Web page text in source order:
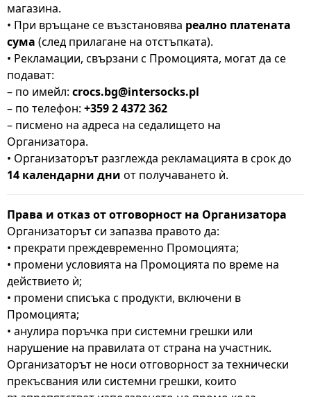
магазина.
• При връщане се възстановява реално платената
сума (след прилагане на отстъпката).
• Рекламации, свързани с Промоцията, могат да се
подават:
– по имейл: crocs.bg@intersocks.pl
– по телефон: +359 2 4372 362
– писмено на адреса на седалището на
Организатора.
• Организаторът разглежда рекламацията в срок до
14 календарни дни от получаването ѝ.
Права и отказ от отговорност на Организатора
Организаторът си запазва правото да:
• прекрати преждевременно Промоцията;
• промени условията на Промоцията по време на
действието ѝ;
• промени списъка с продукти, включени в
Промоцията;
• анулира поръчка при системни грешки или
нарушение на правилата от страна на участник.
Организаторът не носи отговорност за технически
прекъсвания или системни грешки, които